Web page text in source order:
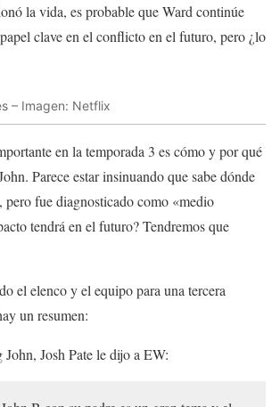
la vida, es probable que Ward continúe
clave en el conflicto en el futuro, pero ¿lo
– Imagen: Netflix
en la temporada 3 es cómo y por qué
Parece estar insinuando que sabe dónde
pero fue diagnosticado como «medio
tendrá en el futuro? Tendremos que
el elenco y el equipo para una tercera
un resumen:
Josh Pate le dijo a EW: